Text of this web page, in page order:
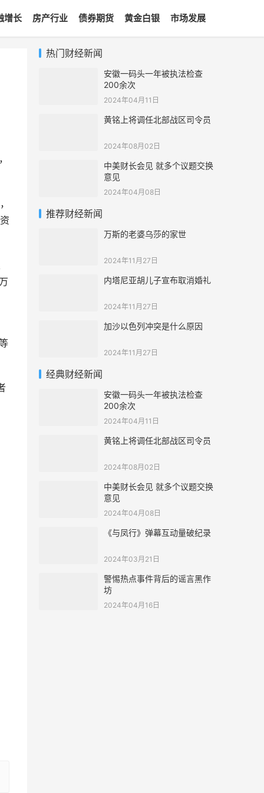
增长 房产行业 债券期货 黄金白银 市场发展
热门财经新闻
安徽一码头一年被执法检查
200余次
2024年04月11日
黄铭上将调任北部战区司令员
2024年08月02日
中美财长会见 就多个议题交换
意见
2024年04月08日
推荐财经新闻
万斯的老婆乌莎的家世
2024年11月27日
内塔尼亚胡儿子宣布取消婚礼
2024年11月27日
加沙以色列冲突是什么原因
2024年11月27日
经典财经新闻
安徽一码头一年被执法检查
200余次
2024年04月11日
黄铭上将调任北部战区司令员
2024年08月02日
中美财长会见 就多个议题交换
意见
2024年04月08日
《与凤行》弹幕互动量破纪录
2024年03月21日
警惕热点事件背后的谣言黑作
坊
2024年04月16日